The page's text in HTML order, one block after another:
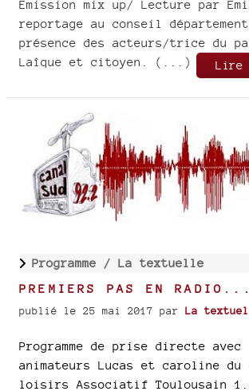
Emission mix up/ Lecture par
reportage au conseil
présence des acteurs/trice du
Laîque et citoyen. (...)
Lire
Programme / La textuelle
PREMIERS PAS EN RADIO...
publié le 25 mai 2017 par La
Programme de prise directe avec
animateurs Lucas et caroline du
loisirs Associatif Toulousain